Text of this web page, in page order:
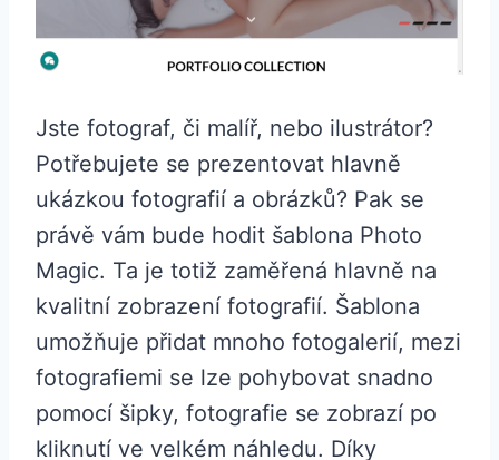
Jste fotograf, či malíř, nebo ilustrátor?
Potřebujete se prezentovat hlavně
ukázkou fotografií a obrázků? Pak se
právě vám bude hodit šablona Photo
Magic. Ta je totiž zaměřená hlavně na
kvalitní zobrazení fotografií. Šablona
umožňuje přidat mnoho fotogalerií, mezi
fotografiemi se lze pohybovat snadno
pomocí šipky, fotografie se zobrazí po
kliknutí ve velkém náhledu. Díky